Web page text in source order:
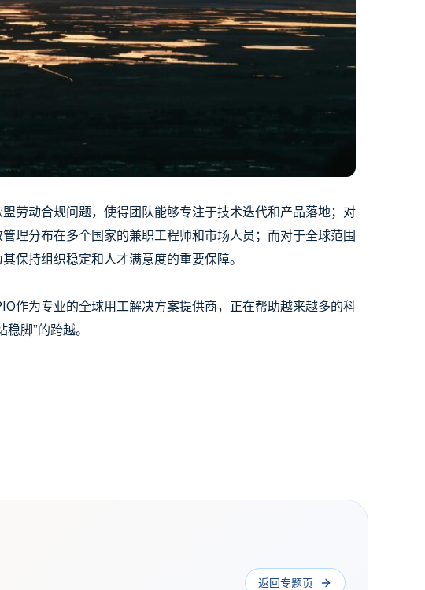
劳动合规问题，使得团队能够专注于技术迭代和产品落地；对
理分布在多个国家的兼职工程师和市场人员；而对于全球范围
保持组织稳定和人才满意度的重要保障。
作为专业的全球用工解决方案提供商，正在帮助越来越多的科
脚”的跨越。
返回专题页